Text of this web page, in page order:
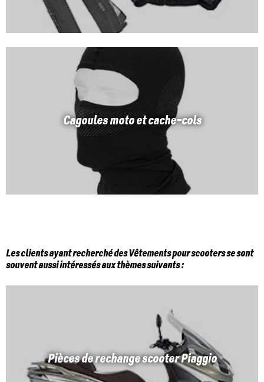
Cagoules moto et cache-cols
Les clients ayant recherché des Vêtements pour scooters se sont
souvent aussi intéressés aux thèmes suivants :
Pièces de rechange scooter Piaggio